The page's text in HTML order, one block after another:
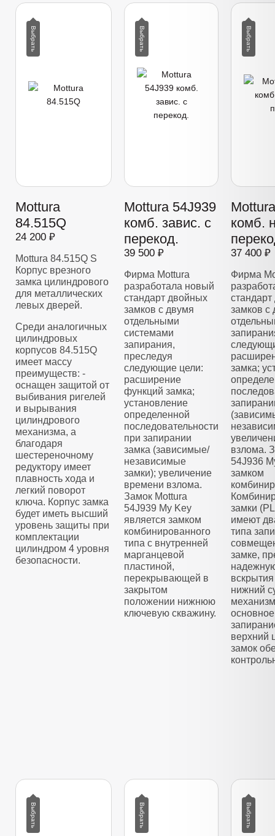
Mottura
84.515Q
24 200 ₽
Mottura 84.515Q S
Корпус врезного
замка цилиндрового
для металлических
левых дверей.
Среди аналогичных
цилиндровых
корпусов 84.515Q
имеет массу
преимуществ: -
оснащен защитой от
выбивания ригелей
и вырывания
цилиндрового
механизма, а
благодаря
шестереночному
редуктору имеет
плавность хода и
легкий поворот
ключа. Корпус замка
будет иметь высший
уровень защиты при
комплектации
цилиндром 4 уровня
безопасности.
Mottura 54J939
комб. завис. с
перекод.
39 500 ₽
Фирма Mottura
разработала новый
стандарт двойных
замков с двумя
отдельными
системами
запирания,
преследуя
следующие цели:
расширение
функций замка;
установление
определенной
последовательности
при запирании
замка (зависимые/
независимые
замки); увеличение
времени взлома.
Замок Mottura
54J939 My Key
является замком
комбинированного
типа с внутренней
марганцевой
пластиной,
перекрывающей в
закрытом
положении нижнюю
ключевую скважину.
комб.
37 400 ₽
Фирма
замков с
замка;
взлома.
54J936
замком
замки
имеют
типа
замке,
нижний
верхний
замок